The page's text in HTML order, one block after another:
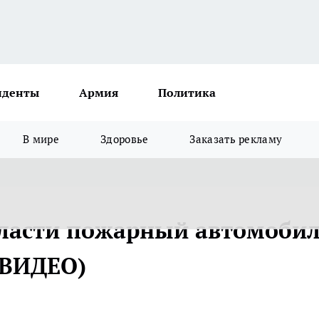
Армия Политика
В мире Здоровье Заказать рекламу
пожарный